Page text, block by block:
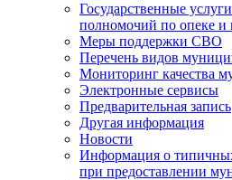
Государственные
полномочий по опеке и
Меры поддержки СВО
Перечень видов
Мониторинг качества
Электронные сервисы
Предварительная запись
Другая информация
Новости
Информация о
при предоставлении